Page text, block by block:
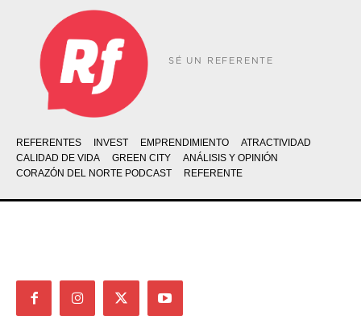
SÉ UN REFERENTE
REFERENTES INVEST EMPRENDIMIENTO
ATRACTIVIDAD
CALIDAD DE VIDA
GREEN CITY
ANÁLISIS Y OPINIÓN
CORAZÓN DEL NORTE PODCAST
REFERENTE